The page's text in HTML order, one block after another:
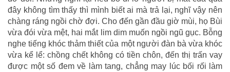
đây không tìm thấy thì mình biết ai mà trả lại, nghĩ vậy nên
chàng ráng ngồi chờ đợi. Cho đến gần đầu giờ mùi, họ Bùi
vừa đói vừa mệt, hai mắt lim dim muốn ngồi ngũ gục. Bỗng
nghe tiếng khóc thảm thiết của một người đàn bà vừa khóc
vừa kể lể: chồng chết không có tiền chôn, đến thị trấn vay
được một số đem về làm tang, chẳng may lúc bối rối làm